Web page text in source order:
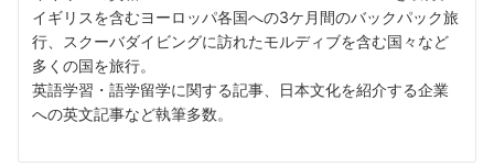
イギリスを含むヨーロッパ各国への3ケ月間のバックパック旅
行、スクーバダイビングに訪れたモルディブを含む国々など
多くの国を旅行。
英語学習・語学留学に関する記事、日本文化を紹介する企業
への英文記事など執筆多数。